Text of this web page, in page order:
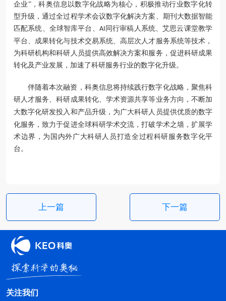
企业”，科奥信息以数字化战略为核心，积极推动行业数字化转
型升级，通过全过程学术会议数字化解决方案、期刊大数据智能
匹配系统、全球智库平台、 AI 同行审稿人系统、艾思云课堂教学
平台、成果转化与技术交易系统、高层次人才服务系统等技术，
为科研机构和科研人 员提供高效解决方案和服务，促进科研成果
转化及产业发展，加速了科研服务行业的数字化升级。
伴随着本次融资，科奥信息将持续践行数字化战略，聚焦科
研人才服务、科研成果转化、学术资源共享等业务方向，不断加
大数字化研发投入和产品升级 ，为广大科研人员提供优质的数字
化服务，致力于促进全球科研学术交流，打破学术之墙，扩展学
术边界，为国内外广大科研人员打造全过程科研服务数字化平
台。
上一篇 下一篇
关注我们